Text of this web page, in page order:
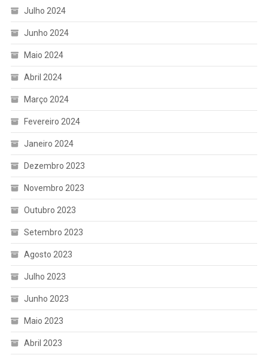
Julho 2024
Junho 2024
Maio 2024
Abril 2024
Março 2024
Fevereiro 2024
Janeiro 2024
Dezembro 2023
Novembro 2023
Outubro 2023
Setembro 2023
Agosto 2023
Julho 2023
Junho 2023
Maio 2023
Abril 2023